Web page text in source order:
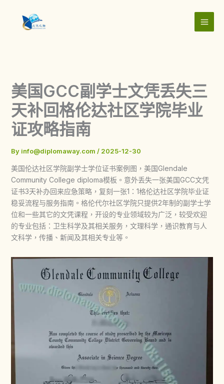
content
美国GCC副学士文凭丢失三
天补回格伦达社区学院毕业
证攻略指南
By info@diplomaway.com / 2025-12-30
美国伦达社区学院副学士学位证书案例图，美国Glendale
Community College diploma模板。意外丢失一张美国GCC文凭
证书3天补办回来应急策略，复刻一张1：1格伦达社区学院毕业证
稳妥流程与服务指南。格伦代尔社区学院只提供2年制的副学士学
位和一些其它的文凭课程，开设的专业领域较为广泛，较受欢迎
的专业包括：卫生科学及其相关服务，文理科学，通识教育与人
文科学，传播、新闻及其相关专业等。